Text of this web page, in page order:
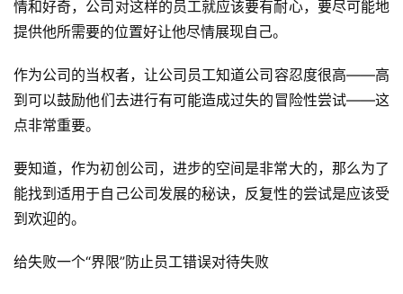
2
5
十
三
届
茶
奖
7
情和好奇，公司对这样的员工就应该要有耐心，要尽可能地
提供他所需要的位置好让他尽情展现自己。
作为公司的当权者，让公司员工知道公司容忍度很高——高
到可以鼓励他们去进行有可能造成过失的冒险性尝试——这
点非常重要。
要知道，作为初创公司，进步的空间是非常大的，那么为了
能找到适用于自己公司发展的秘诀，反复性的尝试是应该受
到欢迎的。
给失败一个“界限”防止员工错误对待失败